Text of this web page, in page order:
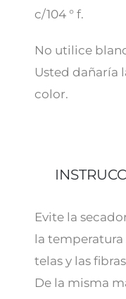
c/104 ° f.
No utilice
Usted dañaría
color.
Evite la
la temperatura
telas y las
De la misma